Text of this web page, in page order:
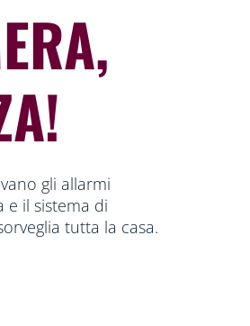
gli allarmi
e il sistema di
tutta la casa.